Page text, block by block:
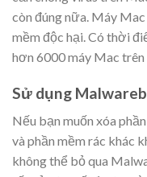
còn đúng nữa. Máy
mềm độc hại. Có thời
hơn 6000 máy Mac
Sử dụng
Nếu bạn muốn xóa
và phần mềm rác khác
không thể bỏ qua